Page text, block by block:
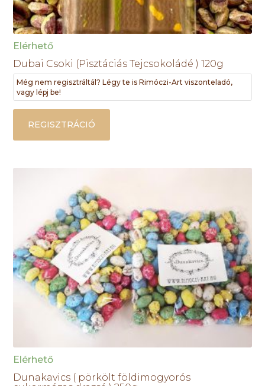
Elérhető
Dubai Csoki (Pisztáciás Tejcsokoládé ) 120g
Még nem regisztráltál? Légy te is Rimóczi-Art viszonteladó,
vagy lépj be!
REGISZTRÁCIÓ
Elérhető
Dunakavics ( pörkölt földimogyorós